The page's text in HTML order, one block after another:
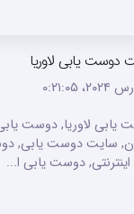
دوست یابی لاوریا
یابی لاوریا, دوست
سایت دوست یابی,
اینترنتی, دوست یابی ا...